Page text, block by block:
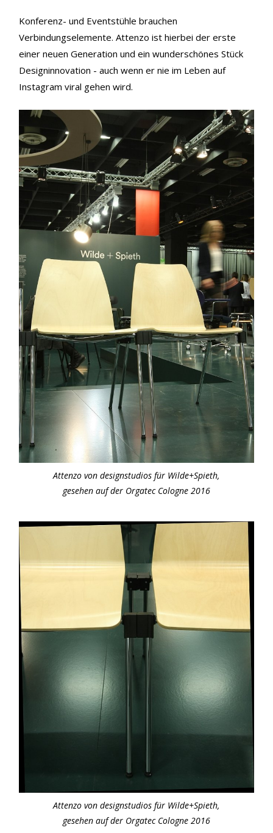
Konferenz- und Eventstühle brauchen
Verbindungselemente. Attenzo ist hierbei der erste
einer neuen Generation und ein wunderschönes Stück
Designinnovation - auch wenn er nie im Leben auf
Instagram viral gehen wird.
Attenzo von designstudios für Wilde+Spieth,
gesehen auf der Orgatec Cologne 2016
Attenzo von designstudios für Wilde+Spieth,
gesehen auf der Orgatec Cologne 2016